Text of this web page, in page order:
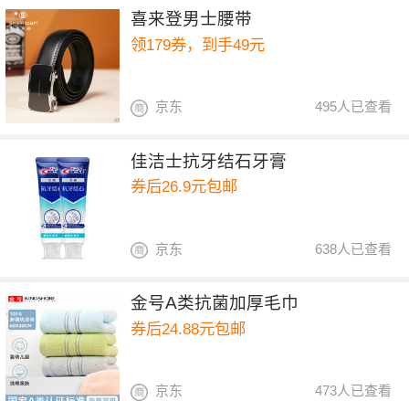
喜来登男士腰带
领179券，到手49元
495人已查看
京东
佳洁士抗牙结石牙膏
券后26.9元包邮
638人已查看
京东
金号A类抗菌加厚毛巾
券后24.88元包邮
473人已查看
京东